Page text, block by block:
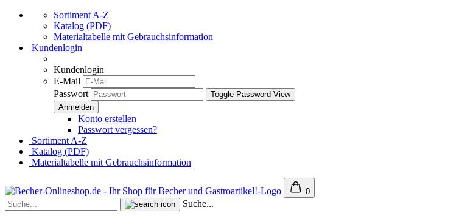
Sortiment A-Z
Katalog (PDF)
Materialtabelle mit Gebrauchsinformation
Kundenlogin
Kundenlogin
E-Mail
Passwort
Toggle Password View
Konto erstellen
Passwort vergessen?
Sortiment A-Z
Katalog (PDF)
Materialtabelle mit Gebrauchsinformation
0
Suche...